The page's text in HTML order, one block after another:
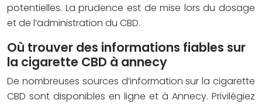
potentielles. La prudence est de mise lors du dosage
et de l’administration du CBD.
Où trouver des informations fiables sur
la cigarette CBD à annecy
De nombreuses sources d’information sur la cigarette
CBD sont disponibles en ligne et à Annecy. Privilégiez